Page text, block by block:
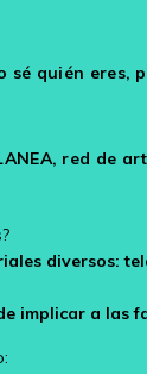
sé quién eres,
red de
diversos:
implicar a las